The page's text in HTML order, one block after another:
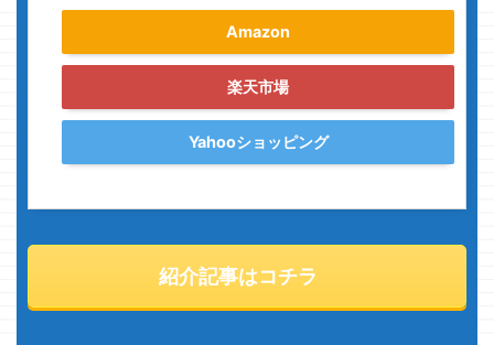
Amazon
楽天市場
Yahooショッピング
紹介記事はコチラ